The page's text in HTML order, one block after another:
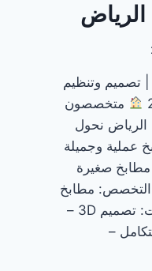
وتنظيم
متخصصون
نحول
عملية وجميلة
صغيرة
رقم الهاتف: 0557094290 التخصص: مطابخ
صغيرة وتصاميم ذكية الخدمات: تصميم 3D –
–